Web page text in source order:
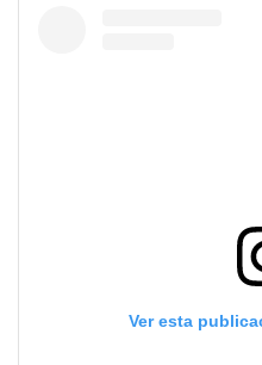
Ver esta